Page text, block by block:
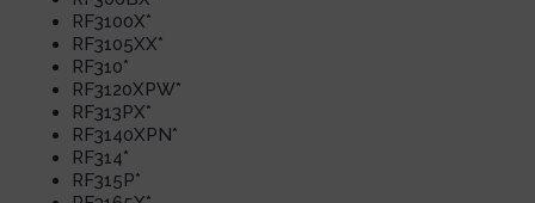
RF3100X*
RF3105XX*
RF310*
RF3120XPW*
RF313PX*
RF3140XPN*
RF314*
RF315P*